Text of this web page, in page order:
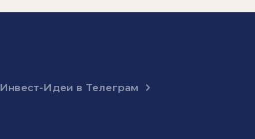
Инвест-Идеи в Телеграм